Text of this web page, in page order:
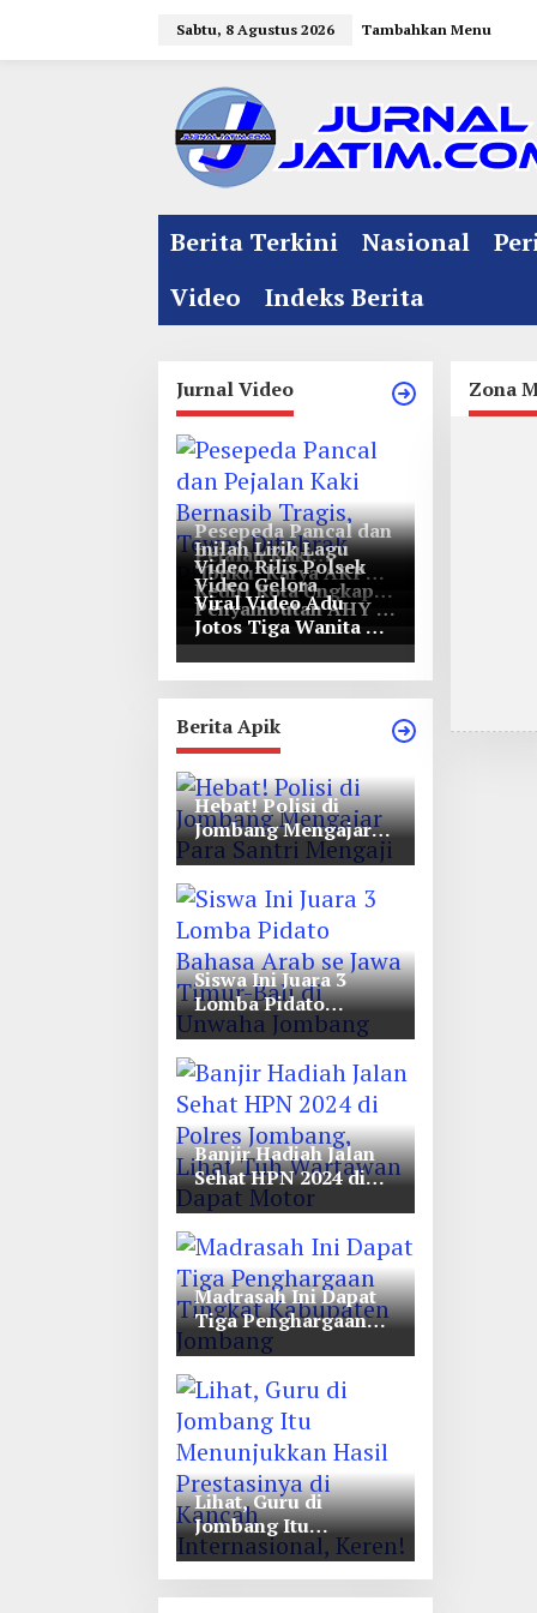
Sabtu, 8 Agustus 2026 Tambahkan Menu
Berita Terkini Nasional
Video
Indeks Berita
Jurnal Video
Pesepeda Pancal dan
Pejalan Kaki
Bernasib Tragis,
Tewas Ditabrak
Pikap di Nganjuk
Inilah Lirik Lagu
‘Ibuku’ Karya AKP
Moch Mukid
Video Rilis Polsek
Kediri Kota Ungkap
5747 Butil Pil Dobel
L
Video Gelora
Penyambutan AHY di
Rapimnas Partai
Demokrat
Viral Video Adu
Jotos Tiga Wanita Di
Simpang Lima Gumul
Berita Apik
Hebat! Polisi di
Jombang Mengajar
Para Santri Mengaji
Siswa Ini Juara 3
Lomba Pidato
Bahasa Arab se Jawa
Unwaha Jombang
Banjir Hadiah Jalan
Sehat HPN 2024 di
Polres Jombang,
Dapat Motor
Madrasah Ini Dapat
Tiga Penghargaan
Tingkat Kabupaten
Lihat, Guru di
Jombang Itu
Menunjukkan Hasil
Prestasinya di
Kancah
Zona